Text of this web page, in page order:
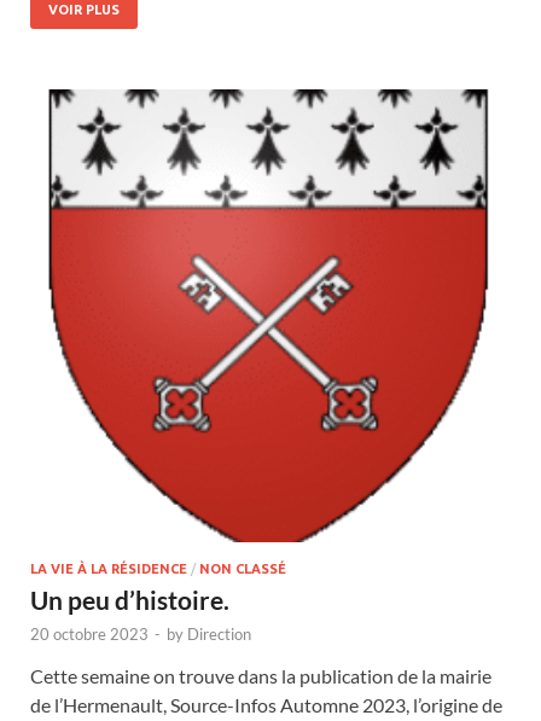
VOIR PLUS
LA VIE À LA RÉSIDENCE / NON CLASSÉ
Un peu d’histoire.
20 octobre 2023 - by Direction
Cette semaine on trouve dans la publication de la mairie
de l’Hermenault, Source-Infos Automne 2023, l’origine de